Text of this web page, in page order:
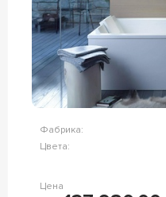
Фабрика:
Цвета:
Цена